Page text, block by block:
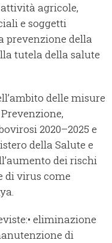
agricole,
e soggetti
prevenzione della
tutela della salute
delle misure
2020–2025 e
della Salute e
dei rischi
di virus come
eliminazione
di